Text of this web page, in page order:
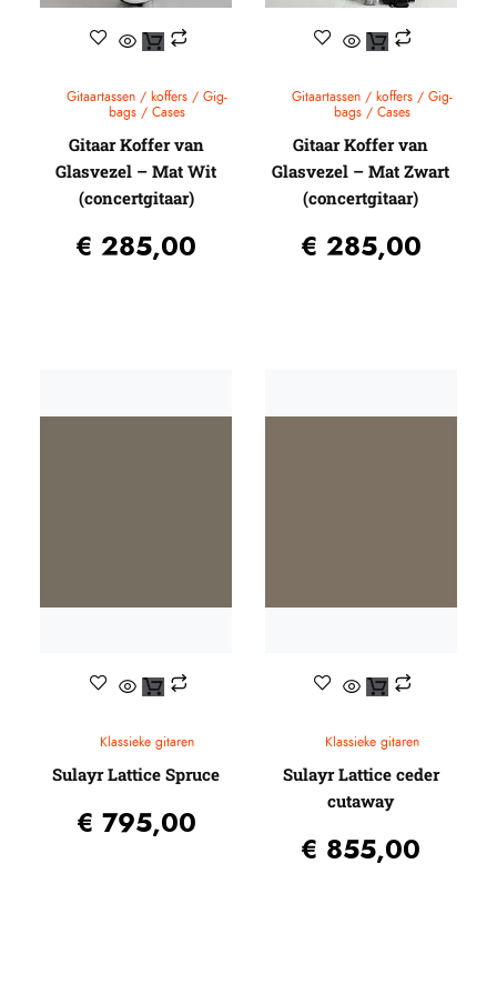
Gitaartassen / koffers / Gig-
bags / Cases
Gitaar Koffer van
Glasvezel – Mat Wit
(concertgitaar)
€ 285,00
Gitaartassen / koffers / Gig-
bags / Cases
Gitaar Koffer van
Glasvezel – Mat Zwart
(concertgitaar)
€ 285,00
Klassieke gitaren
Sulayr Lattice Spruce
€ 795,00
Klassieke gitaren
Sulayr Lattice ceder
cutaway
€ 855,00